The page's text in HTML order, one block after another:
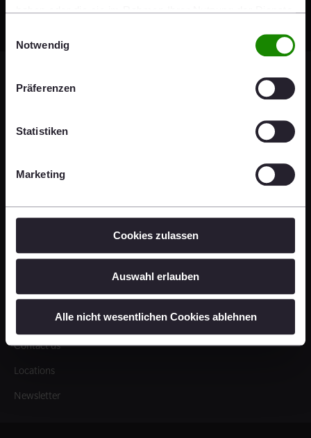
haben oder die sie im Rahmen Ihrer Nutzung der Dienste
Notwendig
Präferenzen
Statistiken
Marketing
Cookies zulassen
Auswahl erlauben
Alle nicht wesentlichen Cookies ablehnen
2026-08-06 12:32 DE
Contact us
Locations
Newsletter